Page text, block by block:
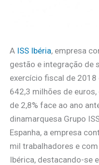
A ISS Ibéria, empresa
gestão e integração de
exercício fiscal de
642,3 milhões de
de 2,8% face ao ano
dinamarquesa Grupo
Espanha, a empresa
mil trabalhadores e
Ibérica, destacando-se